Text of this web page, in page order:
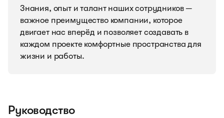
Знания, опыт и талант наших сотрудников —
важное преимущество компании, которое
двигает нас вперёд и позволяет создавать в
каждом проекте комфортные пространства для
жизни и работы.
Руководство